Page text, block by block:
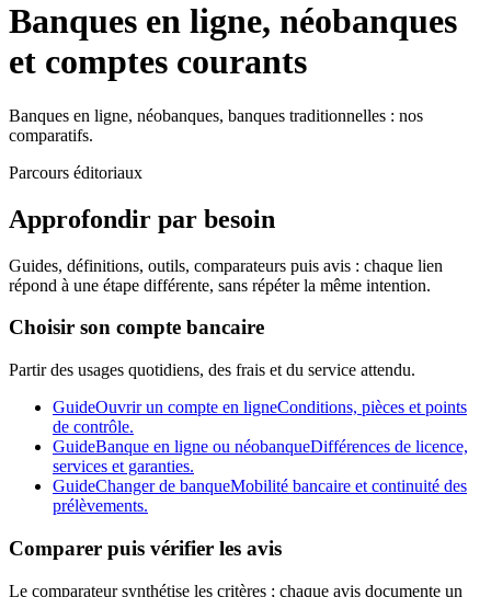
Banques en ligne, néobanques
et comptes courants
Banques en ligne, néobanques, banques traditionnelles : nos
comparatifs.
Parcours éditoriaux
Approfondir par besoin
Guides, définitions, outils, comparateurs puis avis : chaque lien
répond à une étape différente, sans répéter la même intention.
Choisir son compte bancaire
Partir des usages quotidiens, des frais et du service attendu.
GuideOuvrir un compte en ligneConditions, pièces et points
de contrôle.
GuideBanque en ligne ou néobanqueDifférences de licence,
services et garanties.
GuideChanger de banqueMobilité bancaire et continuité des
prélèvements.
Comparer puis vérifier les avis
Le comparateur synthétise les critères ; chaque avis documente un